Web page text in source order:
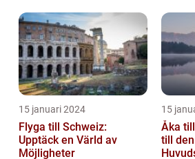
15 januari 2024
Flyga till Schweiz:
Upptäck en Värld av
Möjligheter
15
Åka
till